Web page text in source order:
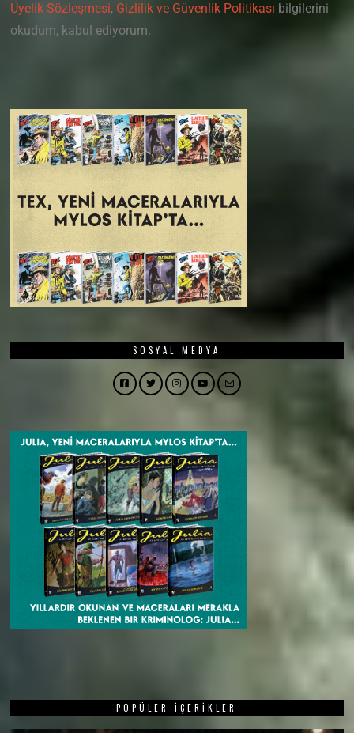
Üyelik Sözleşmesi, Gizlilik ve Güvenlik Politikası bilgilerini
okudum, kabul ediyorum.
SOSYAL MEDYA
Facebook
TwitterInstagram
YouTubeEmail
POPÜLER İÇERIKLER